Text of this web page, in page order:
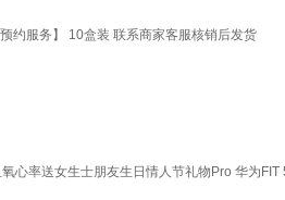
约服务】 10盒装 联系商家客服核销后发货
心率送女生士朋友生日情人节礼物Pro 华为